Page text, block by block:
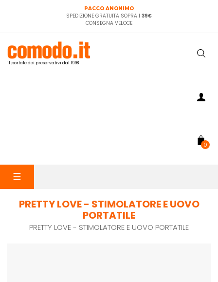
PACCO ANONIMO
SPEDIZIONE GRATUITA SOPRA I 39€
CONSEGNA VELOCE
il portale dei preservativi dal 1998
0
navigazione
☰
PRETTY LOVE - STIMOLATORE E UOVO
PORTATILE
PRETTY LOVE - STIMOLATORE E UOVO PORTATILE